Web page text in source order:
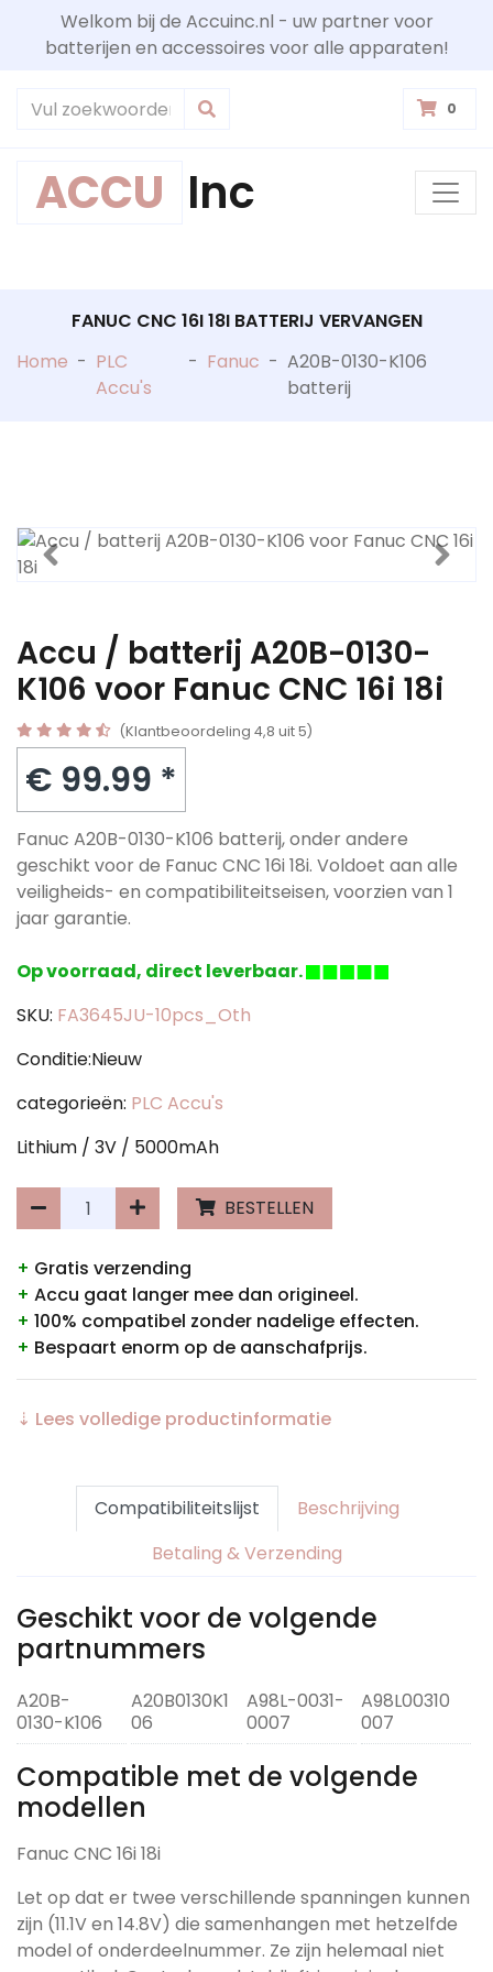
Welkom bij de Accuinc.nl - uw partner voor
batterijen en accessoires voor alle apparaten!
0
ACCU Inc
FANUC CNC 16I 18I BATTERIJ VERVANGEN
Home - PLC
Accu's
- Fanuc - A20B-0130-K106
batterij
Accu / batterij A20B-0130-
K106 voor Fanuc CNC 16i 18i
(Klantbeoordeling 4,8 uit 5)
€ 99.99 *
Fanuc A20B-0130-K106 batterij, onder andere
geschikt voor de Fanuc CNC 16i 18i. Voldoet aan alle
veiligheids- en compatibiliteitseisen, voorzien van 1
jaar garantie.
Op voorraad, direct leverbaar.
SKU: FA3645JU-10pcs_Oth
Conditie:Nieuw
categorieën: PLC Accu's
Lithium / 3V / 5000mAh
BESTELLEN
+ Gratis verzending
+ Accu gaat langer mee dan origineel.
+ 100% compatibel zonder nadelige effecten.
+ Bespaart enorm op de aanschafprijs.
⇣ Lees volledige productinformatie
Compatibiliteitslijst
Beschrijving
Betaling & Verzending
Geschikt voor de volgende
partnummers
A20B-
0130-K106
A20B0130K1
06
A98L-0031-
0007
A98L00310
007
Compatible met de volgende
modellen
Fanuc CNC 16i 18i
Let op dat er twee verschillende spanningen kunnen
zijn (11.1V en 14.8V) die samenhangen met hetzelfde
model of onderdeelnummer. Ze zijn helemaal niet